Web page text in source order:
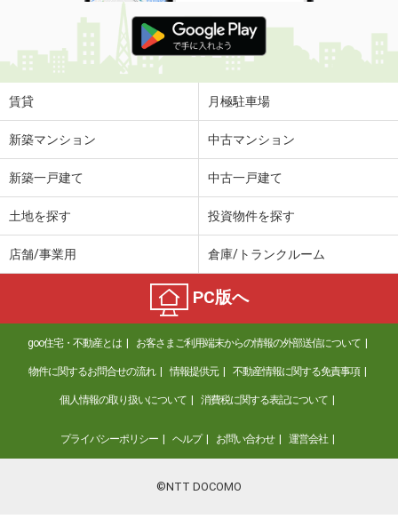
賃貸 月極駐車場
新築マンション 中古マンション
新築一戸建て 中古一戸建て
土地を探す 投資物件を探す
店舗/事業用 倉庫/トランクルーム
PC版へ
goo住宅・不動産とは お客さまご利用端末からの情報の外部送信について
物件に関するお問合せの流れ 情報提供元 不動産情報に関する免責事項
個人情報の取り扱いについて 消費税に関する表記について
プライバシーポリシー ヘルプ お問い合わせ 運営会社
©NTT DOCOMO